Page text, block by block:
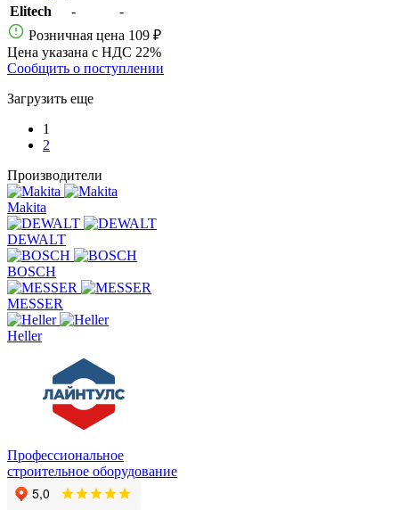
Elitech
-
-
Розничная цена 109 ₽
Цена указана с НДС 22%
Сообщить о поступлении
Загрузить еще
1
2
Производители
Makita
DEWALT
BOSCH
MESSER
Heller
Профессиональное
строительное оборудование